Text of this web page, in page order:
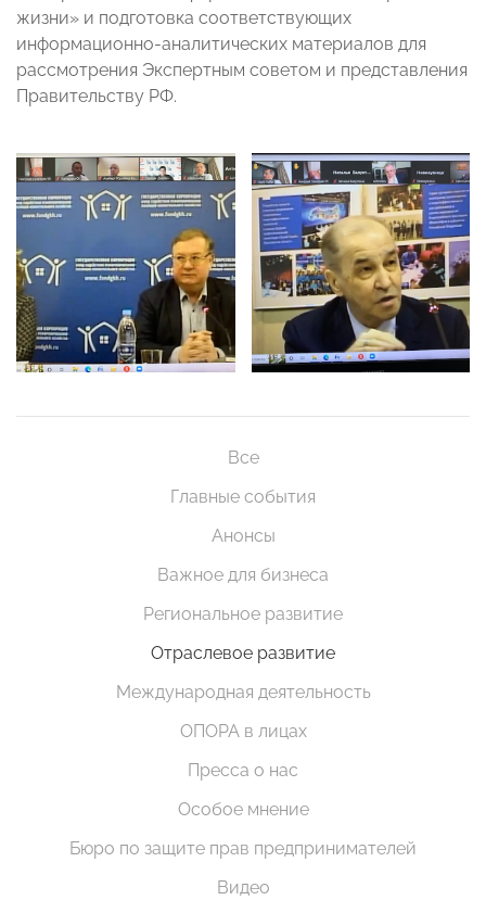
жизни» и подготовка соответствующих
информационно-аналитических материалов для
рассмотрения Экспертным советом и представления
Правительству РФ.
Все
Главные события
Анонсы
Важное для бизнеса
Региональное развитие
Отраслевое развитие
Международная деятельность
ОПОРА в лицах
Пресса о нас
Особое мнение
Бюро по защите прав предпринимателей
Видео